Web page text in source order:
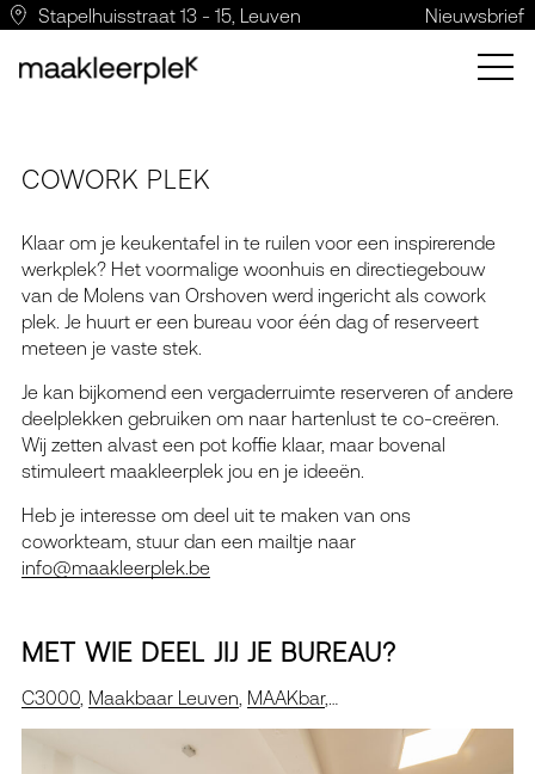
Stapelhuisstraat 13 - 15, Leuven Nieuwsbrief
COWORK PLEK
Klaar om je keukentafel in te ruilen voor een inspirerende
werkplek? Het voormalige woonhuis en directiegebouw
van de Molens van Orshoven werd ingericht als cowork
plek. Je huurt er een bureau voor één dag of reserveert
meteen je vaste stek.
Je kan bijkomend een vergaderruimte reserveren of andere
deelplekken gebruiken om naar hartenlust te co-creëren.
Wij zetten alvast een pot koffie klaar, maar bovenal
stimuleert maakleerplek jou en je ideeën.
Heb je interesse om deel uit te maken van ons
coworkteam, stuur dan een mailtje naar
info@maakleerplek.be
MET WIE DEEL JIJ JE BUREAU?
C3000, Maakbaar Leuven MAAKbar,…